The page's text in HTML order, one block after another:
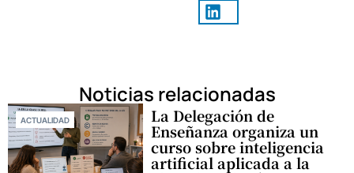
Noticias relacionadas
ACTUALIDAD La Delegación de
Enseñanza organiza un
curso sobre inteligencia
artificial aplicada a la